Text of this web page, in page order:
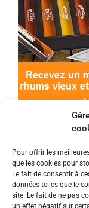
Pour offrir les
que les cookies pour
Le fait de consentir à
données telles que le
site. Le fait de ne pas
un effet négatif sur
© 2022